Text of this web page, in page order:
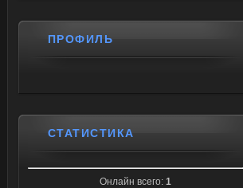
ПРОФИЛЬ
СТАТИСТИКА
Онлайн всего: 1